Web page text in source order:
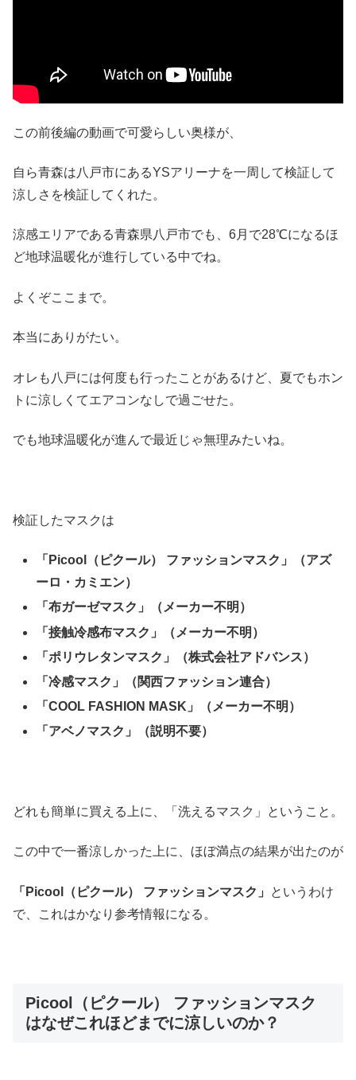
この前後編の動画で可愛らしい奥様が、
自ら青森は八戸市にあるYSアリーナを一周して検証して
涼しさを検証してくれた。
涼感エリアである青森県八戸市でも、6月で28℃になるほ
ど地球温暖化が進行している中でね。
よくぞここまで。
本当にありがたい。
オレも八戸には何度も行ったことがあるけど、夏でもホン
トに涼しくてエアコンなしで過ごせた。
でも地球温暖化が進んで最近じゃ無理みたいね。
検証したマスクは
「Picool（ピクール） ファッションマスク」（アズ
ーロ・カミエン）
「布ガーゼマスク」（メーカー不明）
「接触冷感布マスク」（メーカー不明）
「ポリウレタンマスク」（株式会社アドバンス）
「冷感マスク」（関西ファッション連合）
「COOL FASHION MASK」（メーカー不明）
「アベノマスク」（説明不要）
どれも簡単に買える上に、「洗えるマスク」ということ。
この中で一番涼しかった上に、ほぼ満点の結果が出たのが
「Picool（ピクール） ファッションマスク」
というわけ
で、これはかなり参考情報になる。
Picool（ピクール） ファッションマスク
はなぜこれほどまでに涼しいのか？